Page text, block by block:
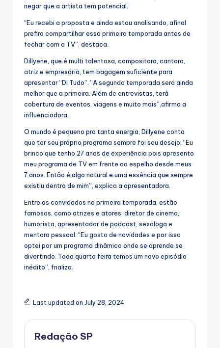
negar que a artista tem potencial.
“Eu recebi a proposta e ainda estou analisando, afinal
prefiro compartilhar essa primeira temporada antes de
fechar com a TV”, destaca.
Dillyene, que é multi talentosa, compositora, cantora,
atriz e empresária, tem bagagem suficiente para
apresentar “Di Tudo”. “A segunda temporada será ainda
melhor que a primeira. Além de entrevistas, terá
cobertura de eventos, viagens e muito mais”,afirma a
influenciadora.
O mundo é pequeno pra tanta energia, Dillyene conta
que ter seu próprio programa sempre foi seu desejo. “Eu
brinco que tenho 27 anos de experiência pois apresento
meu programa de TV em frente ao espelho desde meus
7 anos. Então é algo natural e uma essência que sempre
existiu dentro de mim”, explica a apresentadora.
Entre os convidados na primeira temporada, estão
famosos, como atrizes e atores, diretor de cinema,
humorista, apresentador de podcast, sexóloga e
mentora pessoal. “Eu gosto de novidades e por isso
optei por um programa dinâmico onde se aprende se
divertindo. Toda quarta feira temos um novo episódio
inédito”, fnaliza.
Last updated on July 28, 2024
Redação SP